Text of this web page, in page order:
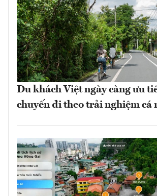
Du khách Việt ngày càng ưu
chuyến đi theo trải nghiệm cá